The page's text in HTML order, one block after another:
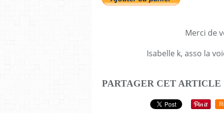
Merci de
Isabelle k, asso la
PARTAGER CET ARTICLE